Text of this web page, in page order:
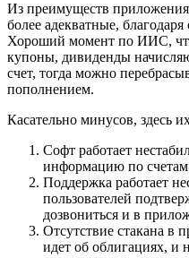
Из преимуществ
более адекватные,
Хороший момент по ИИС,
купоны, дивиденды
счет, тогда можно
пополнением.
Касательно минусов, здесь
Софт работает
информацию по
Поддержка работает
пользователей
дозвониться и в
Отсутствие стакана в
идет об облигациях, и